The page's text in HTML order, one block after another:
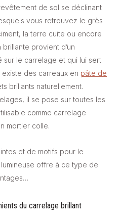
de sol se déclinant
vous retrouvez le grès
la terre cuite ou encore
brillante provient d’un
sur le carrelage et qui lui sert
des carreaux en pâte de
brillants naturellement.
il se pose sur toutes les
comme carrelage
mortier colle.
et de motifs pour le
offre à ce type de
du carrelage brillant